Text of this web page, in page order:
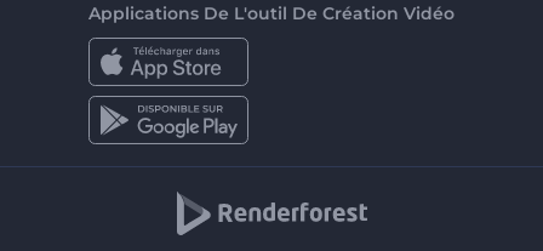
Applications De L'outil De Création Vidéo